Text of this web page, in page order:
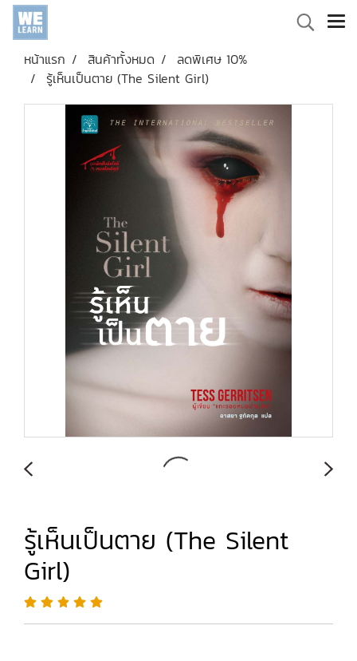
หน้าแรก สินค้าทั้งหมด
ลดพิเศษ 10%
รู้เห็นเป็นตาย (The Silent Girl)
รู้เห็นเป็นตาย (The Silent
Girl)